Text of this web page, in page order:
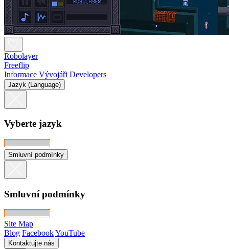
Robolayer
Freeflip
Informace Vývojáři Developers
Jazyk (Language)
Vyberte jazyk
Smluvní podmínky
Smluvní podmínky
Site Map
Blog FacebookYouTube
Kontaktujte nás